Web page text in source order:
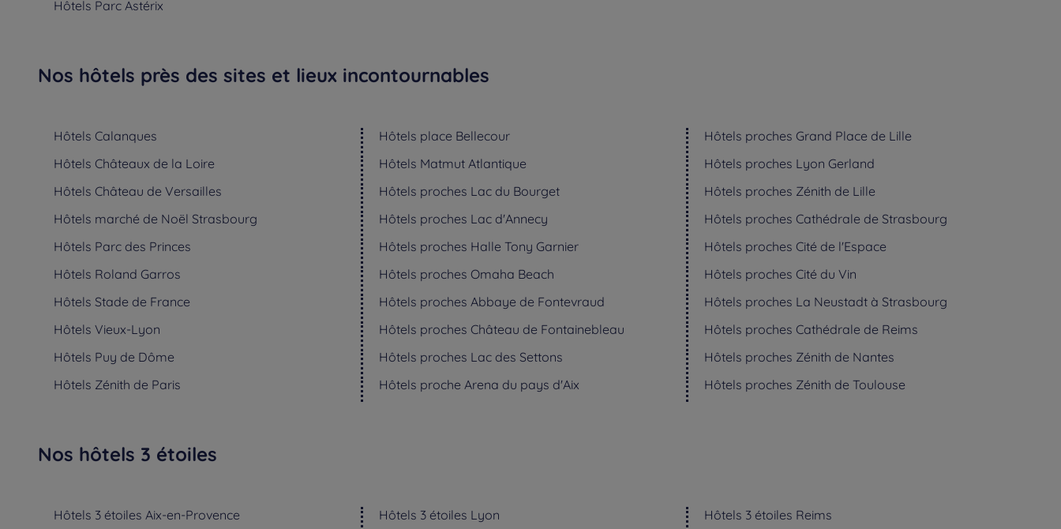
Hôtels Parc Astérix
Nos hôtels près des sites et lieux incontournables
Hôtels Calanques Hôtels place Bellecour Hôtels proches Grand Place de Lille
Hôtels Châteaux de la Loire Hôtels Matmut Atlantique Hôtels proches Lyon Gerland
Hôtels Château de Versailles Hôtels proches Lac du Bourget Hôtels proches Zénith de Lille
Hôtels marché de Noël Strasbourg Hôtels proches Lac d'Annecy Hôtels proches Cathédrale de Strasbourg
Hôtels Parc des Princes Hôtels proches Halle Tony Garnier Hôtels proches Cité de l'Espace
Hôtels Roland Garros Hôtels proches Omaha Beach Hôtels proches Cité du Vin
Hôtels Stade de France Hôtels proches Abbaye de Fontevraud Hôtels proches La Neustadt à Strasbourg
Hôtels Vieux-Lyon Hôtels proches Château de Fontainebleau Hôtels proches Cathédrale de Reims
Hôtels Puy de Dôme Hôtels proches Lac des Settons Hôtels proches Zénith de Nantes
Hôtels Zénith de Paris Hôtels proche Arena du pays d'Aix Hôtels proches Zénith de Toulouse
Nos hôtels 3 étoiles
Hôtels 3 étoiles Aix-en-Provence Hôtels 3 étoiles Lyon Hôtels 3 étoiles Reims